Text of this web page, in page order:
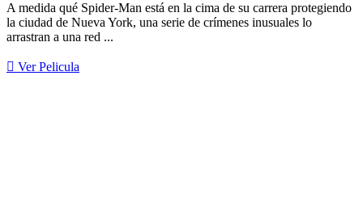
A medida qué Spider-Man está en la cima de su carrera protegiendo
la ciudad de Nueva York, una serie de crímenes inusuales lo
arrastran a una red ...
Ver Pelicula